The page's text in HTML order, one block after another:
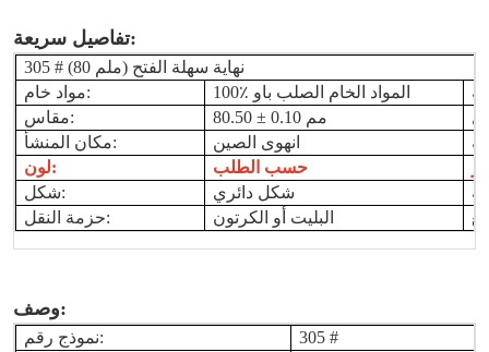
تفاصيل سريعة:
305 # (80 ملم) نهاية سهلة الفتح
مواد خام:
100٪ المواد الخام الصلب باو
مقاس:
80.50 ± 0.10 مم
مكان المنشأ:
انهوى الصين
لون:
حسب الطلب
شكل:
شكل دائري
حزمة النقل:
البليت أو الكرتون
وصف:
نموذج رقم:
305 #